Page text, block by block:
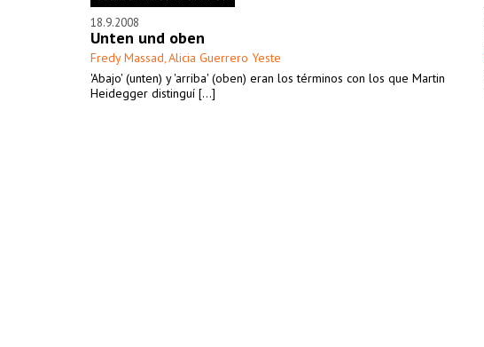
18.9.2008
Unten und oben
Fredy Massad, Alicia Guerrero Yeste
'Abajo' (unten) y 'arriba' (oben) eran los términos con los que Martin
Heidegger distinguí [...]